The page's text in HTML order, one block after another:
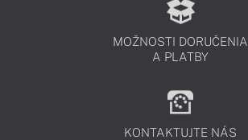
MOŽNOSTI DORUČENIA
A PLATBY
KONTAKTUJTE NÁS